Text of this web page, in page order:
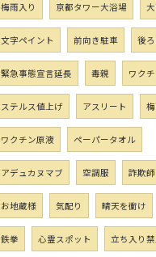
梅雨入り 京都タワー大浴場
文字ペイント 前向き駐車 後
緊急事態宣言延長 毒親 ワク
ステルス値上げ アスリート
ワクチン原液 ペーパータオル
アデュカヌマブ 空調服 詐欺師
お地蔵様 気配り 晴天を衝け
鉄拳 心霊スポット 立ち入り